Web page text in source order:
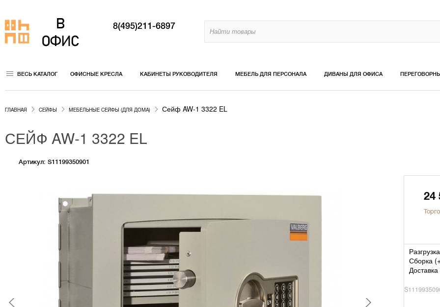
8(495)211-6897
ВЕСЬ КАТАЛОГ ОФИСНЫЕ КРЕСЛА КАБИНЕТЫ РУКОВОДИТЕЛЯ МЕБЕЛЬ ДЛЯ ПЕРСОНАЛА ДИВАНЫ ДЛЯ ОФИСА
ГЛАВНАЯ СЕЙФЫ МЕБЕЛЬНЫЕ СЕЙФЫ (ДЛЯ ДОМА) Сейф AW-1 3322 EL
СЕЙФ AW-1 3322 EL
Артикул: S11199350901
24
Сборка
Доставка